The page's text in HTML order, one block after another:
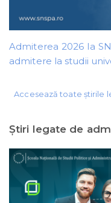
Admiterea 2026 la
admitere la studii
Accesează toate știrile
Ştiri legate de